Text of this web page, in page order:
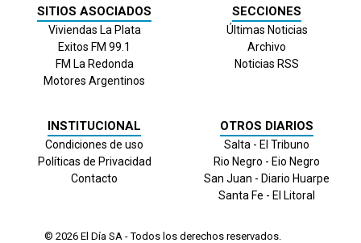
SITIOS ASOCIADOS
Viviendas La Plata
Exitos FM 99.1
FM La Redonda
Motores Argentinos
SECCIONES
Últimas Noticias
Archivo
Noticias RSS
INSTITUCIONAL
Condiciones de uso
Políticas de Privacidad
Contacto
OTROS DIARIOS
Salta - El Tribuno
Rio Negro - Eio Negro
San Juan - Diario Huarpe
Santa Fe - El Litoral
© 2026 El Día SA - Todos los derechos reservados.